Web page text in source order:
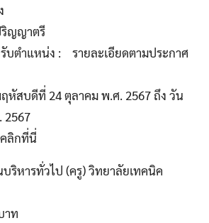
ญญาตรี
บตำแหน่ง : รายละเอียดตามประกาศ
สบดีที่ 24 ตุลาคม พ.ศ. 2567 ถึง วัน
2567
ลิกที่นี่
หารทั่วไป (ครู) วิทยาลัยเทคนิค
าท